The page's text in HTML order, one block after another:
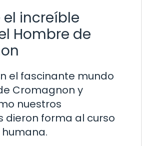
el increíble
Hombre de
el fascinante mundo
Cromagnon y
nuestros
dieron forma al curso